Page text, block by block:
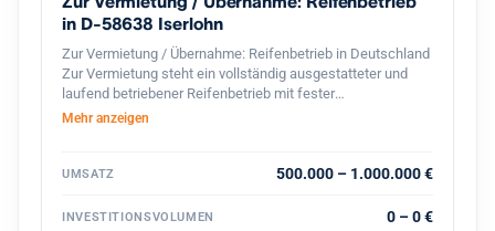
in D-58638 Iserlohn
Zur Vermietung / Übernahme: Reifenbetrieb in Deutschland
Zur Vermietung steht ein vollständig ausgestatteter und
laufend betriebener Reifenbetrieb mit fester
Kundenstruktur und etabliertem Geschäftsbetrieb. Der
ist komplett ausgestattet und sofort betriebsbereit.
Reifenmontage und Service aller Fahrzeugtypen(LKWs
Mehr anzeigen
UMSATZ 500.000 – 1.000.000 €
INVESTITIONSVOLUMEN 0 – 0 €